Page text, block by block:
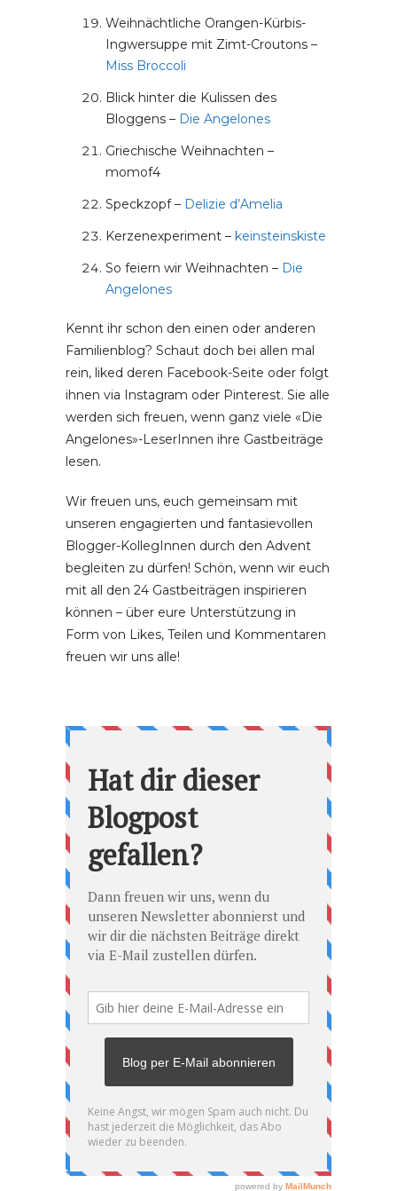
Weihnächtliche Orangen-Kürbis-
Ingwersuppe mit Zimt-Croutons –
Miss Broccoli
Blick hinter die Kulissen des
Bloggens – Die Angelones
Griechische Weihnachten –
momof4
Speckzopf – Delizie d’Amelia
Kerzenexperiment – keinsteinskiste
So feiern wir Weihnachten – Die
Angelones
Kennt ihr schon den einen oder anderen
Familienblog? Schaut doch bei allen mal
rein, liked deren Facebook-Seite oder folgt
ihnen via Instagram oder Pinterest. Sie alle
werden sich freuen, wenn ganz viele «Die
Angelones»-LeserInnen ihre Gastbeiträge
lesen.
Wir freuen uns, euch gemeinsam mit
unseren engagierten und fantasievollen
Blogger-KollegInnen durch den Advent
begleiten zu dürfen! Schön, wenn wir euch
mit all den 24 Gastbeiträgen inspirieren
können – über eure Unterstützung in
Form von Likes, Teilen und Kommentaren
freuen wir uns alle!